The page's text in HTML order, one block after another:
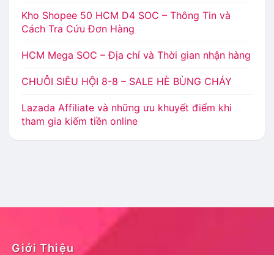
Kho Shopee 50 HCM D4 SOC – Thông Tin và
Cách Tra Cứu Đơn Hàng
HCM Mega SOC – Địa chỉ và Thời gian nhận hàng
CHUỖI SIÊU HỘI 8-8 – SALE HÈ BÙNG CHÁY
Lazada Affiliate và những ưu khuyết điểm khi
tham gia kiếm tiền online
Giới Thiệu